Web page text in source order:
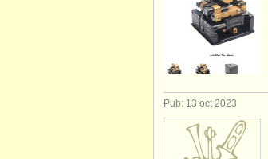
Pub: 13 oct 2023